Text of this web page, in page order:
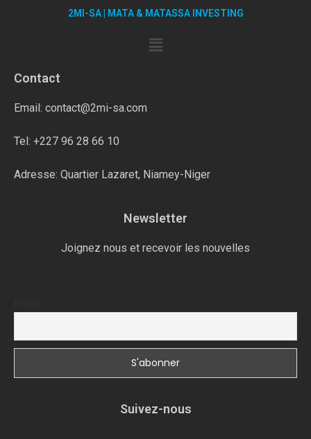
2MI-SA | MATA & MATASSA INVESTING
Contact
Email: contact@2mi-sa.com
Tel: +227 96 28 66 10
Adresse: Quartier Lazaret, Niamey-Niger
Newsletter
Joignez nous et recevoir les nouvelles
Suivez-nous